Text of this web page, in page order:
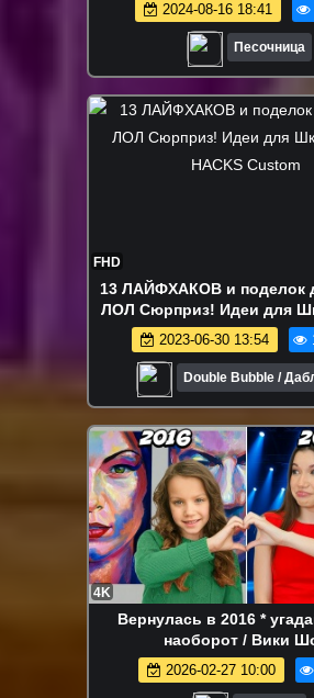
2024-08-16 18:41
Песочница
FHD
13 ЛАЙФХАКОВ и поделок
ЛОЛ Сюрприз! Идеи для
HACKS Custom
2023-06-30 13:54
Double Bubble /
4K
Вернулась в 2016 *
наоборот / Вики
2026-02-27 10:00